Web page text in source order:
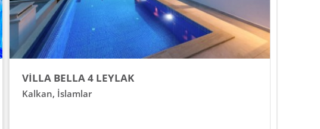
VİLLA BELLA 4 LEYLAK
Kalkan, İslamlar